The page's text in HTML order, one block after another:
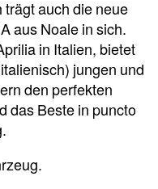
auch die neue
aus Noale in sich.
in Italien, bietet
jungen und
den perfekten
das Beste in puncto